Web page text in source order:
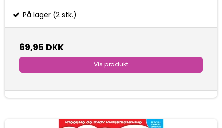
På lager (2 stk.)
69,95 DKK
Vis produkt